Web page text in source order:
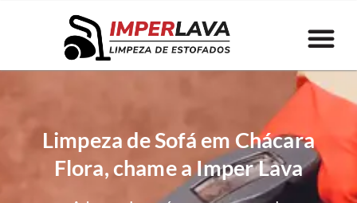
Limpeza de Sofá em Chácara
Flora, chame a Imper Lava